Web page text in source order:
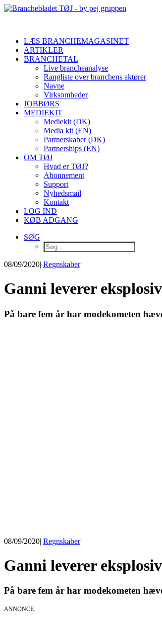
LÆS BRANCHEMAGASINET
ARTIKLER
BRANCHETAL
Live brancheanalyse
Rangliste over branchens aktører
Navne
Virksomheder
JOBBØRS
MEDIEKIT
Mediekit (DK)
Media kit (EN)
Partnerskaber (DK)
Partnerships (EN)
OM TØJ
Hvad er TØJ?
Abonnement
Support
Nyhedsmail
Kontakt
LOG IND
KØB ADGANG
SØG
08/09/2020| Regnskaber
Ganni leverer
På bare fem år har modekometen
08/09/2020| Regnskaber
Ganni leverer
På bare fem år har modekometen
ANNONCE